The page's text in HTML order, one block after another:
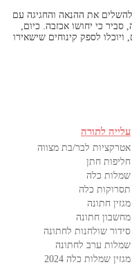
להשלים את ההנאה והחגיגה עם
כי יחושו אכזבה. כיום,
לספק קינוחים שישאירו
עלייה לתורה
אטרקציות לבר/בת מצווה
חליפות חתן
שמלות כלה
תסרוקות כלה
מגזין חתונה
מחשבון חתונה
סידור שולחנות לחתונה
שמלות ערב לחתונה
מגזין שמלות כלה 2024